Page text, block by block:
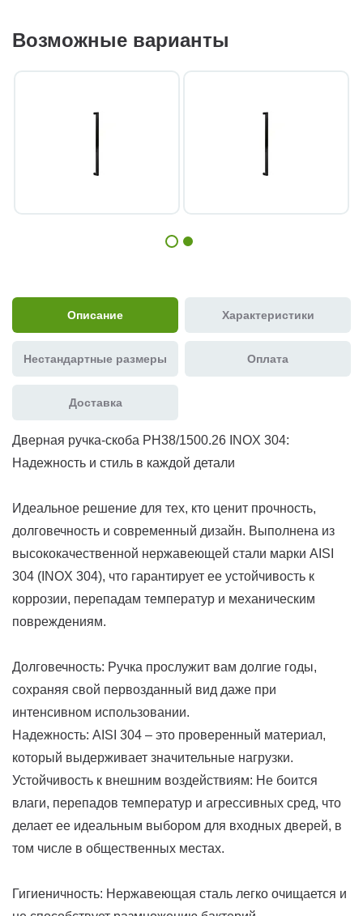
Возможные варианты
Описание Характеристики
Нестандартные размеры Оплата
Доставка
Дверная ручка-скоба PH38/1500.26 INOX 304:
Надежность и стиль в каждой детали
Идеальное решение для тех, кто ценит прочность,
долговечность и современный дизайн. Выполнена из
высококачественной нержавеющей стали марки AISI
304 (INOX 304), что гарантирует ее устойчивость к
коррозии, перепадам температур и механическим
повреждениям.
Долговечность: Ручка прослужит вам долгие годы,
сохраняя свой первозданный вид даже при
интенсивном использовании.
Надежность: AISI 304 – это проверенный материал,
который выдерживает значительные нагрузки.
Устойчивость к внешним воздействиям: Не боится
влаги, перепадов температур и агрессивных сред, что
делает ее идеальным выбором для входных дверей, в
том числе в общественных местах.
Гигиеничность: Нержавеющая сталь легко очищается и